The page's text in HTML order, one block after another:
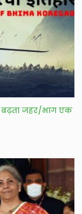
बढ़ता जहर/भाग एक